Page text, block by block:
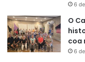
6
O
coa
6